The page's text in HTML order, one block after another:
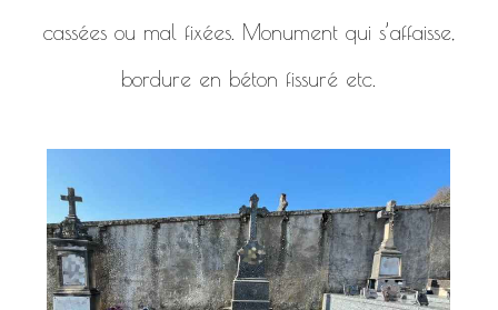
cassées ou mal fixées. Monument qui s’affaisse,
bordure en béton fissuré etc.